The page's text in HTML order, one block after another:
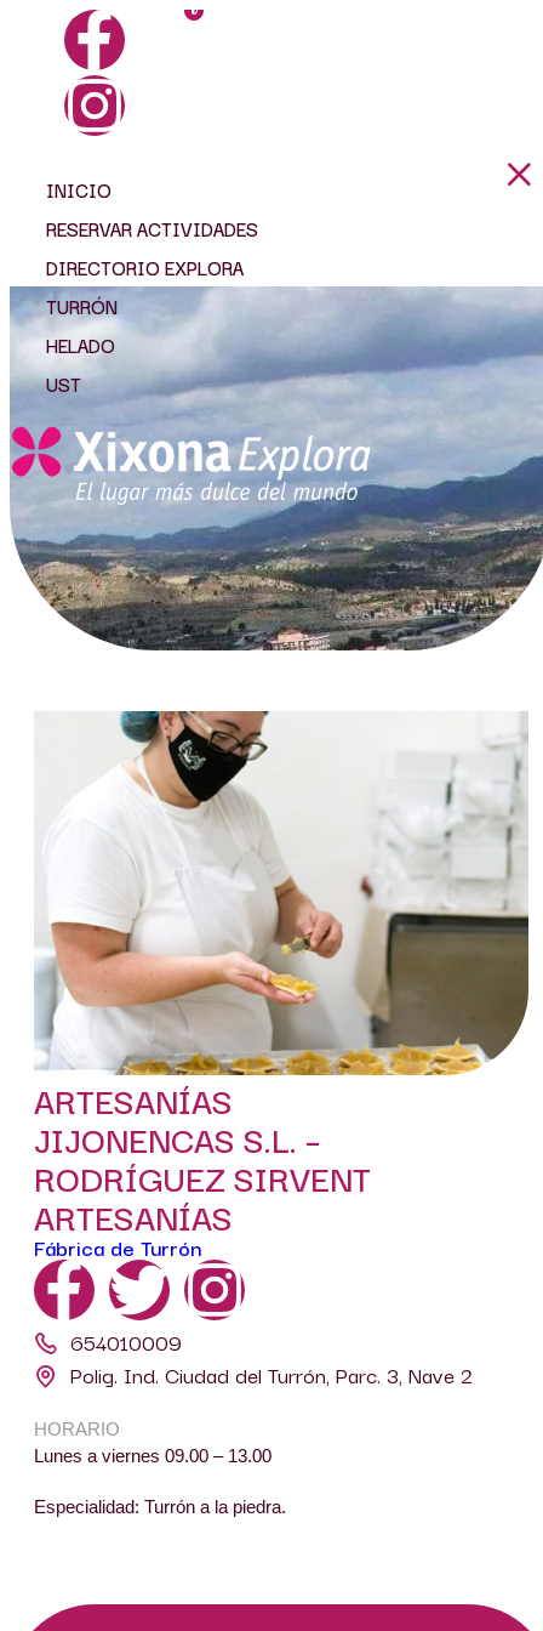
0
INICIO
RESERVAR ACTIVIDADES
DIRECTORIO EXPLORA
TURRÓN
HELADO
UST
ARTESANÍAS
JIJONENCAS S.L. –
RODRÍGUEZ SIRVENT
ARTESANÍAS
Fábrica de Turrón
654010009
Polig. Ind. Ciudad del Turrón, Parc. 3, Nave 2
HORARIO
Lunes a viernes 09.00 – 13.00
Especialidad: Turrón a la piedra.